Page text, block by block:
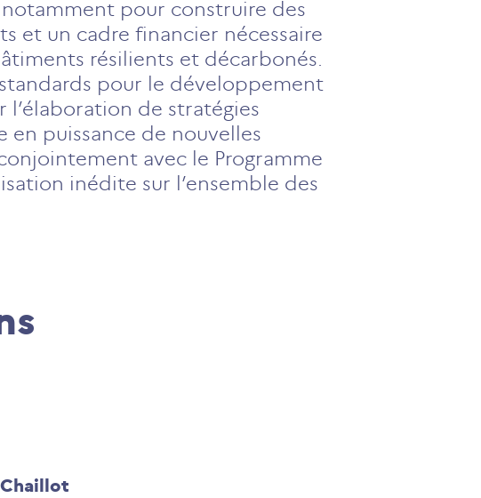
notamment pour construire des
et un cadre financier nécessaire
résilients et décarbonés.
pour le développement
de stratégies
en puissance de nouvelles
avec le Programme
inédite sur l’ensemble des